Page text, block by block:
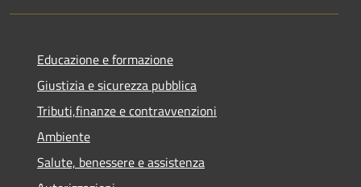
Educazione e formazione
Giustizia e sicurezza pubblica
Tributi,finanze e contravvenzioni
Ambiente
Salute, benessere e assistenza